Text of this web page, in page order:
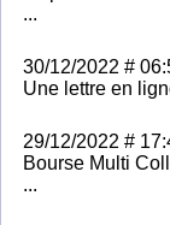
...
30/12/2022 #
Une lettre en
29/12/2022 #
Bourse Multi
...